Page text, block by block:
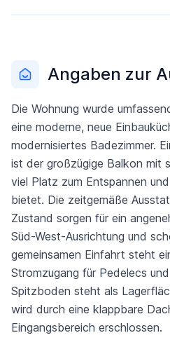
Angaben zur
Die Wohnung wurde
eine moderne, neue
modernisiertes Badezimmer.
ist der großzügige Balkon mit
viel Platz zum Entspannen
bietet. Die zeitgemäße
Zustand sorgen für ein
Süd-West-Ausrichtung und
gemeinsamen Einfahrt steht
Stromzugang für Pedelecs
Spitzboden steht als
wird durch eine klappbare
Eingangsbereich erschlossen.